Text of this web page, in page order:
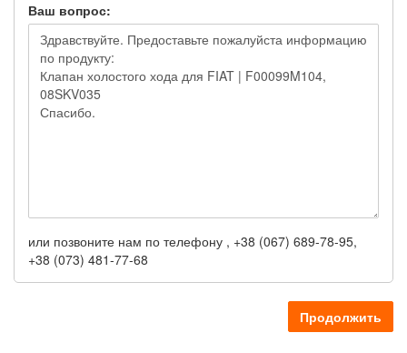
Ваш вопрос:
или позвоните нам по телефону , +38 (067) 689-78-95,
+38 (073) 481-77-68
Продолжить